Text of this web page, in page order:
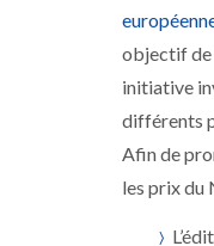
objectif de
initiative
différents
Afin de
les prix du